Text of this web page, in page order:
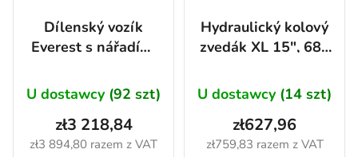
Dílenský vozík
Everest s nářadím,
dílů - AH0710
U dostawcy (92 szt)
zł3 894,80 razem z VAT
zł3 218,84
Hydraulický kolový
zvedák XL 15", 680
U dostawcy (14 szt)
zł759,83 razem z VAT
zł627,96